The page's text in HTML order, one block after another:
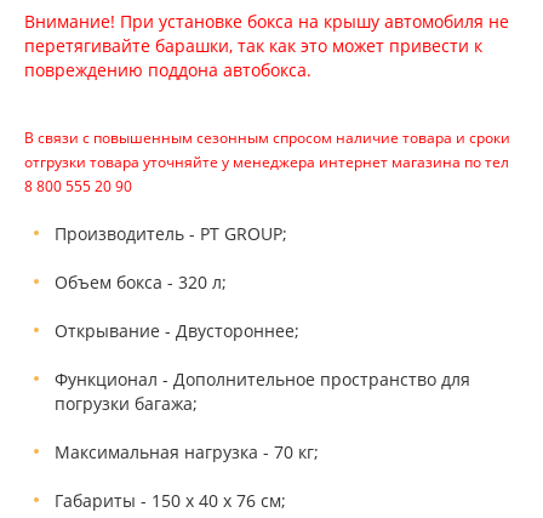
Внимание! При установке бокса на крышу автомобиля не
перетягивайте барашки, так как это может привести к
повреждению поддона автобокса.
В связи с повышенным сезонным спросом наличие товара и сроки
отгрузки товара уточняйте у менеджера интернет магазина по тел
8 800 555 20 90
Производитель - PT GROUP;
Объем бокса - 320 л;
Открывание - Двустороннее;
Функционал - Дополнительное пространство для
погрузки багажа;
Максимальная нагрузка - 70 кг;
Габариты - 150 х 40 х 76 см;